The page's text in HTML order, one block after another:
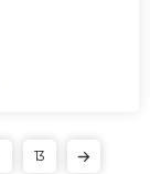
13